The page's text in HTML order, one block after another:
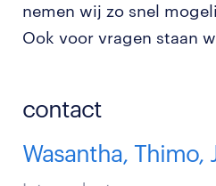
nemen wij zo snel
Ook voor vragen staan
contact
Wasantha, Thimo,